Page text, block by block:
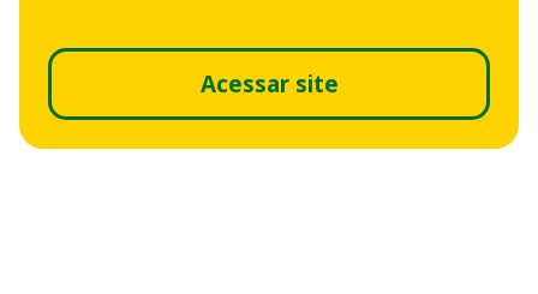
Acessar site